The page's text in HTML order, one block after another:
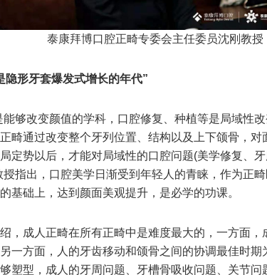
泰康拜博口腔正畸专委会主任委员沈刚教授
隐形牙套爆发式增长的年代”
能够改变颜值的学科，口腔修复、种植等是局域性
畸通过改变整个牙列位置、结构以及上下颌骨，对
定势以后，才能对局域性的口腔问题(美学修复、
授指出，口腔美学日渐受到年轻人的青睐，作为正
基础上，达到颜面美观提升，是必学的功课。
，成人正畸在所有正畸中是难度最大的，一方面，
一方面，人的牙齿移动和颌骨之间的协调最佳时期
塑型，成人的牙周问题、牙槽骨吸收问题、关节问